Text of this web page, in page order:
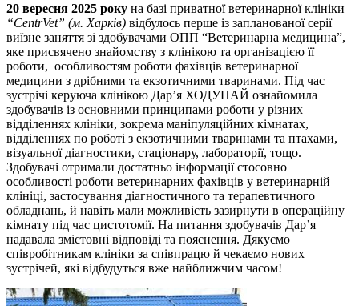
20 вересня 2025 року на базі приватної ветеринарної клініки
“CentrVet” (м. Харків) відбулось перше із запланованої серії
виїзне заняття зі здобувачами ОПП “Ветеринарна медицина”,
яке присвячено знайомству з клінікою та організацією її
роботи, особливостям роботи фахівців ветеринарної
медицини з дрібними та екзотичними тваринами. Під час
зустрічі керуюча клінікою Дар’я ХОДУНАЙ ознайомила
здобувачів із основними принципами роботи у різних
відділеннях клініки, зокрема маніпуляційних кімнатах,
відділеннях по роботі з екзотичними тваринами та птахами,
візуальної діагностики, стаціонару, лабораторії, тощо.
Здобувачі отримали достатньо інформації стосовно
особливості роботи ветеринарних фахівців у ветеринарній
клініці, застосування діагностичного та терапевтичного
обладнань, й навіть мали можливість зазирнути в операційну
кімнату під час цистотомії. На питання здобувачів Дар’я
надавала змістовні відповіді та пояснення. Дякуємо
співробітникам клініки за співпрацю й чекаємо нових
зустрічей, які відбудуться вже найближчим часом!